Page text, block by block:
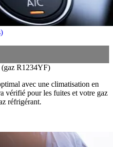
(gaz R1234YF)
avec une climatisation en
vérifié pour les fuites et votre gaz
réfrigérant.